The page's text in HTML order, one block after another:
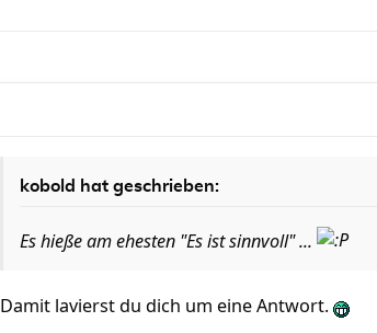
kobold hat geschrieben:
Es hieße am ehesten "Es ist sinnvoll" ...
Damit lavierst du dich um eine Antwort.